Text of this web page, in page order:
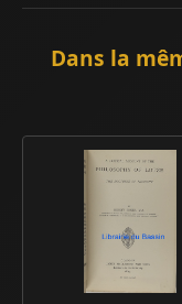
Dans la